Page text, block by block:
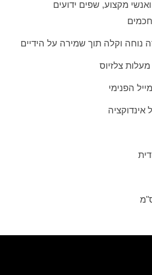
מקצוע, שפים ידועים
נוחה וקלה תוך שמירה על הידיים
הפנימי
אינדוקציה